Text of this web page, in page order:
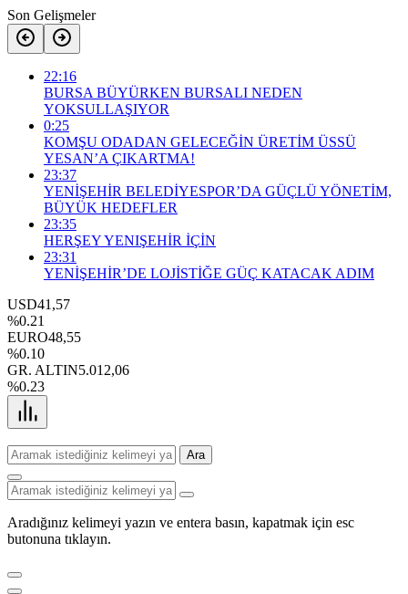
Son Gelişmeler
22:16
BURSA BÜYÜRKEN BURSALI NEDEN
YOKSULLAŞIYOR
0:25
KOMŞU ODADAN GELECEĞİN ÜRETİM ÜSSÜ
YESAN’A ÇIKARTMA!
23:37
YENİŞEHİR BELEDİYESPOR’DA GÜÇLÜ YÖNETİM,
BÜYÜK HEDEFLER
23:35
HERŞEY YENIŞEHİR İÇİN
23:31
YENİŞEHİR’DE LOJİSTİĞE GÜÇ KATACAK ADIM
USD41,57
%0.21
EURO48,55
%0.10
GR. ALTIN5.012,06
%0.23
Ara
Aradığınız kelimeyi yazın ve entera basın, kapatmak için esc
butonuna tıklayın.